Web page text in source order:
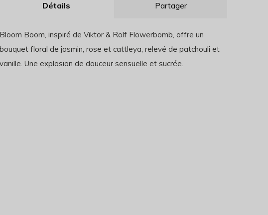
Détails Partager
Bloom Boom, inspiré de Viktor & Rolf Flowerbomb, offre un
bouquet floral de jasmin, rose et cattleya, relevé de patchouli et
vanille. Une explosion de douceur sensuelle et sucrée.